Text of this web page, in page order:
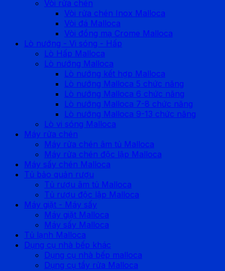
Vòi rửa chén
Vòi rửa chén Inox Malloca
Vòi đá Malloca
Vòi đồng mạ Crome Malloca
Lò nướng - Vi sóng - Hấp
Lò Hấp Malloca
Lò nướng Malloca
Lò nướng kết hợp Malloca
Lò nướng Malloca 5 chức năng
Lò nướng Malloca 6 chức năng
Lò nướng Malloca 7-8 chức năng
Lò nướng Malloca 9-13 chức năng
Lò vi sóng Malloca
Máy rửa chén
Máy rửa chén âm tủ Malloca
Máy rửa chén độc lập Malloca
Máy sấy chén Malloca
Tủ bảo quản rượu
Tủ rượu âm tủ Malloca
Tủ rượu độc lập Malloca
Máy giặt - Máy sấy
Máy giặt Malloca
Máy sấy Malloca
Tủ lạnh Malloca
Dụng cụ nhà bếp khác
Dụng cụ nhà bếp malloca
Dụng cụ tẩy rửa Malloca